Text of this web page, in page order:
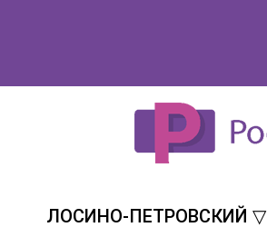
ЛОСИНО-ПЕТРОВСКИЙ ▽